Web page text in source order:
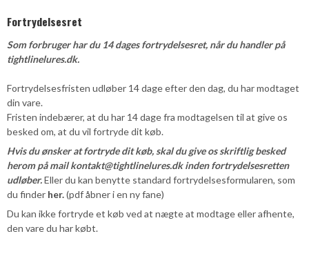
Fortrydelsesret
Som forbruger har du 14 dages fortrydelsesret, når du handler på
tightlinelures.dk.
Fortrydelsesfristen udløber 14 dage efter den dag, du har modtaget
din vare.
Fristen indebærer, at du har 14 dage fra modtagelsen til at give os
besked om, at du vil fortryde dit køb.
Hvis du ønsker at fortryde dit køb, skal du give os skriftlig besked
herom på mail kontakt@tightlinelures.dk inden fortrydelsesretten
udløber.Eller du kan benytte standard fortrydelsesformularen, som
du finder her.(pdf åbner i en ny fane)
Du kan ikke fortryde et køb ved at nægte at modtage eller afhente,
den vare du har købt.